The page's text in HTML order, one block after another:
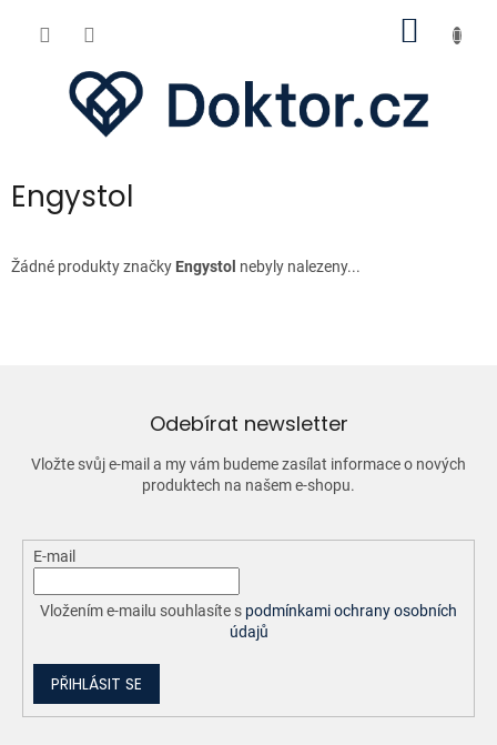
Engystol
Žádné produkty značky Engystol nebyly nalezeny...
Odebírat newsletter
Vložte svůj e-mail a my vám budeme zasílat informace o nových
produktech na našem e-shopu.
E-mail
Vložením e-mailu souhlasíte s podmínkami ochrany osobních
údajů
PŘIHLÁSIT SE